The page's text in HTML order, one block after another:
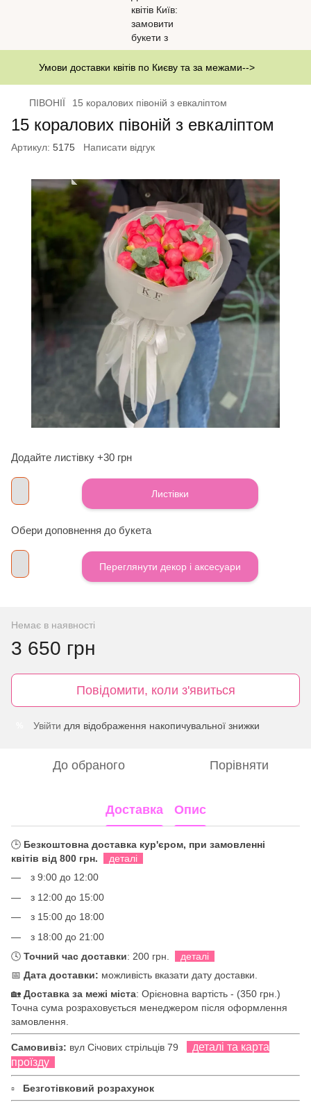
Умови доставки квітів по Києву та за межами-->
ПІВОНІЇ 15 коралових півоній з евкаліптом
15 коралових півоній з евкаліптом
Артикул: 5175 Написати відгук
Бестселлери
Додайте листівку +30 грн
Листівки
Обери доповнення до букета
Переглянути декор і аксесуари
Немає в наявності
3 650 грн
Повідомити, коли з'явиться
Увійти для відображення накопичувальної знижки
До обраного Порівняти
Доставка Опис
🕒 Безкоштовна доставка кур'єром, при замовленні
квітів від 800 грн.
деталі
з 9:00 до 12:00
з 12:00 до 15:00
з 15:00 до 18:00
з 18:00 до 21:00
🕓 Точний час доставки: 200 грн.
деталі
📅 Дата доставки: можливість вказати дату доставки.
🏡 Доставка за межі міста: Орієновна вартість - (350 грн.)
Точна сума розраховується менеджером після оформлення
замовлення.
Самовивіз: вул Січових стрільців 79
деталі та карта
проїзду
▫ Безготівковий розрахунок